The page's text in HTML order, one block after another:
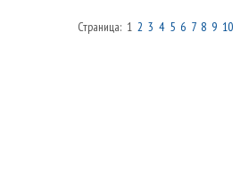
Страница: 1 2 3 4 5 6 7 8 9 10